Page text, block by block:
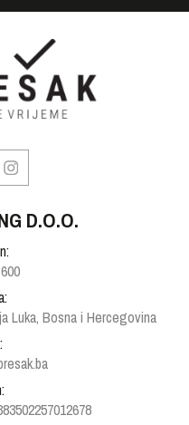
D.O.O.
Luka, Bosna i Hercegovina